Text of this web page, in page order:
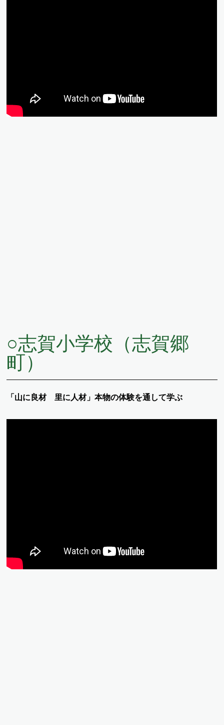
○志賀小学校（志賀郷
町）
「山に良材 里に人材」本物の体験を通して学ぶ